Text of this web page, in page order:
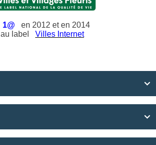
1@
en 2012 et en 2014
au label
Villes Internet

